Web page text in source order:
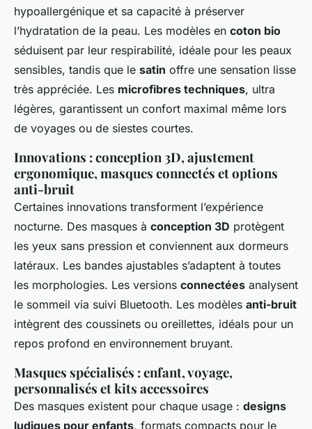
hypoallergénique et sa capacité à préserver
l’hydratation de la peau. Les modèles en coton bio
séduisent par leur respirabilité, idéale pour les peaux
sensibles, tandis que le satin offre une sensation lisse
très appréciée. Les microfibres techniques, ultra
légères, garantissent un confort maximal même lors
de voyages ou de siestes courtes.
Innovations : conception 3D, ajustement
ergonomique, masques connectés et options
anti-bruit
Certaines innovations transforment l’expérience
nocturne. Des masques à conception 3D protègent
les yeux sans pression et conviennent aux dormeurs
latéraux. Les bandes ajustables s’adaptent à toutes
les morphologies. Les versions connectées analysent
le sommeil via suivi Bluetooth. Les modèles anti-bruit
intègrent des coussinets ou oreillettes, idéals pour un
repos profond en environnement bruyant.
Masques spécialisés : enfant, voyage,
personnalisés et kits accessoires
Des masques existent pour chaque usage : designs
ludiques pour enfants, formats compacts pour le